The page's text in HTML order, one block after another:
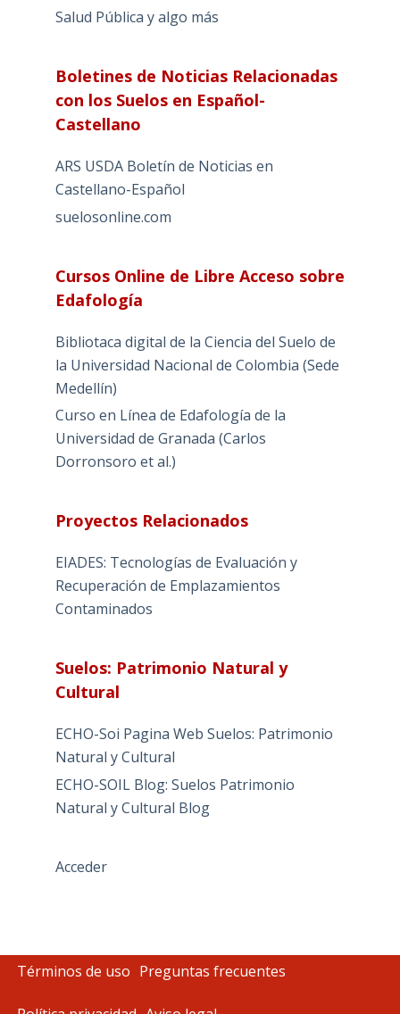
Salud Pública y algo más
Boletines de Noticias Relacionadas
con los Suelos en Español-
Castellano
ARS USDA Boletín de Noticias en
Castellano-Español
suelosonline.com
Cursos Online de Libre Acceso sobre
Edafología
Bibliotaca digital de la Ciencia del Suelo de
la Universidad Nacional de Colombia (Sede
Medellín)
Curso en Línea de Edafología de la
Universidad de Granada (Carlos
Dorronsoro et al.)
Proyectos Relacionados
EIADES: Tecnologías de Evaluación y
Recuperación de Emplazamientos
Contaminados
Suelos: Patrimonio Natural y
Cultural
ECHO-Soi Pagina Web Suelos: Patrimonio
Natural y Cultural
ECHO-SOIL Blog: Suelos Patrimonio
Natural y Cultural Blog
Acceder
Términos de uso Preguntas frecuentes